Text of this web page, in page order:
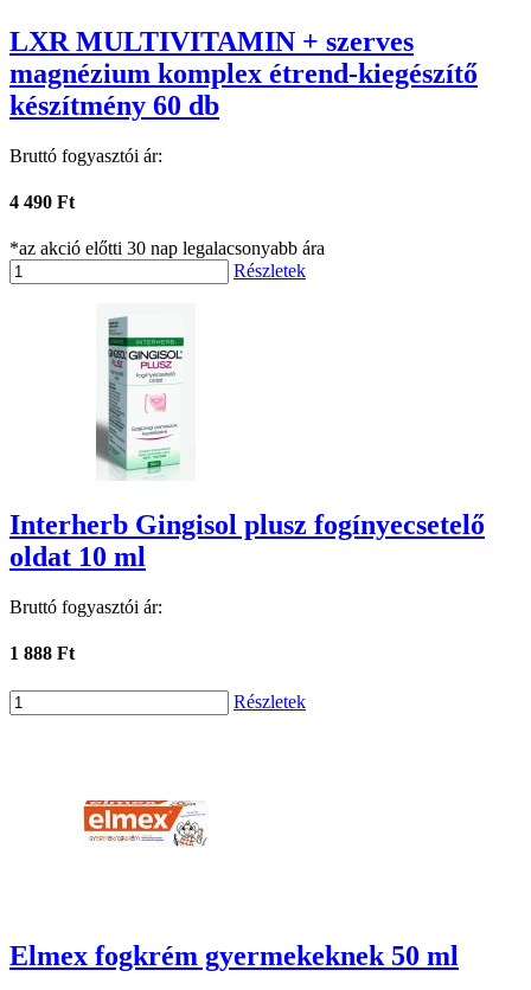
LXR MULTIVITAMIN + szerves
magnézium komplex étrend-kiegészítő
készítmény 60 db
Bruttó fogyasztói ár:
4 490 Ft
*az akció előtti 30 nap legalacsonyabb ára
Részletek
Interherb Gingisol plusz fogínyecsetelő
oldat 10 ml
Bruttó fogyasztói ár:
1 888 Ft
Részletek
Elmex fogkrém gyermekeknek 50 ml